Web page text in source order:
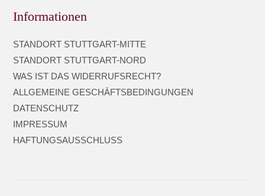
Informationen
STANDORT STUTTGART-MITTE
STANDORT STUTTGART-NORD
WAS IST DAS WIDERRUFSRECHT?
ALLGEMEINE GESCHÄFTSBEDINGUNGEN
DATENSCHUTZ
IMPRESSUM
HAFTUNGSAUSSCHLUSS